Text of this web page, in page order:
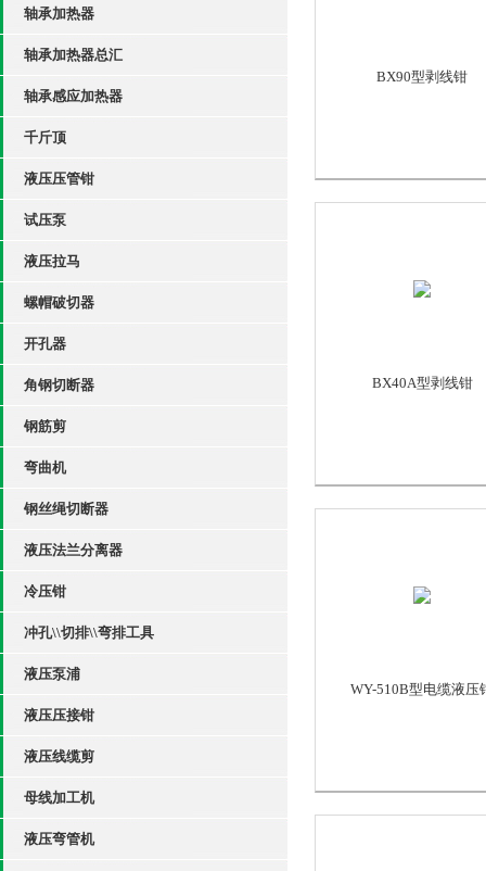
轴承加热器
轴承加热器总汇
轴承感应加热器
千斤顶
液压压管钳
试压泵
液压拉马
螺帽破切器
开孔器
角钢切断器
钢筋剪
弯曲机
钢丝绳切断器
液压法兰分离器
冷压钳
冲孔\\切排\\弯排工具
液压泵浦
液压压接钳
液压线缆剪
母线加工机
液压弯管机
BX90型剥线钳
BX40A型剥线钳
WY-510B型电缆液压